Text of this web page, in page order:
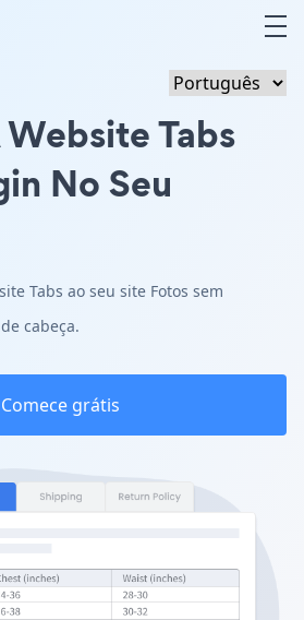
Tabs
No Seu
Tabs ao seu site Fotos sem
cabeça.
Comece grátis